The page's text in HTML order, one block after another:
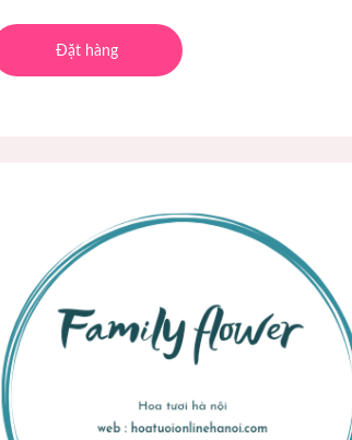
Đặt hàng